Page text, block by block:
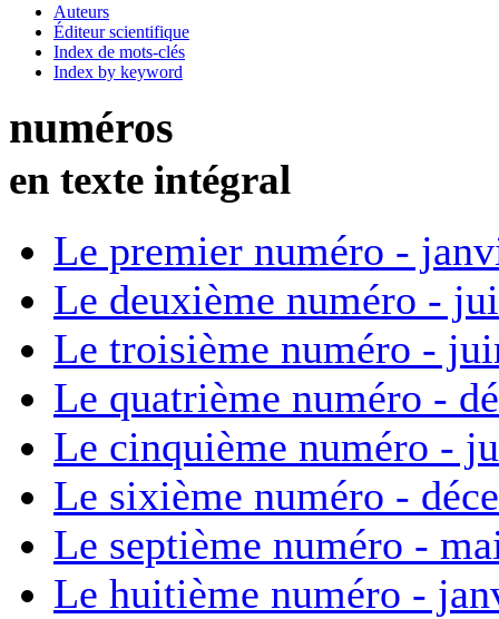
Auteurs
Éditeur scientifique
Index de mots-clés
Index by keyword
numéros
en texte intégral
Le premier numéro -
Le deuxième numéro -
Le troisième numéro -
Le quatrième numéro -
Le cinquième numéro -
Le sixième numéro -
Le septième numéro -
Le huitième numéro -